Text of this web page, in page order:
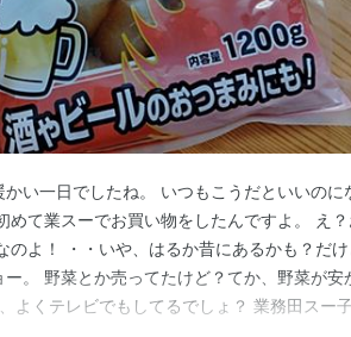
い一日でしたね。 いつもこうだといいのに
めて業スーでお買い物をしたんですよ。 え
のよ！ ・・いや、はるか昔にあるかも？だ
。 野菜とか売ってたけど？てか、野菜が安
よくテレビでもしてるでしょ？ 業務田スー子